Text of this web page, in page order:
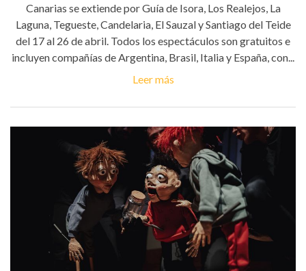
Canarias se extiende por Guía de Isora, Los Realejos, La
Laguna, Tegueste, Candelaria, El Sauzal y Santiago del Teide
del 17 al 26 de abril. Todos los espectáculos son gratuitos e
incluyen compañías de Argentina, Brasil, Italia y España, con...
Leer más